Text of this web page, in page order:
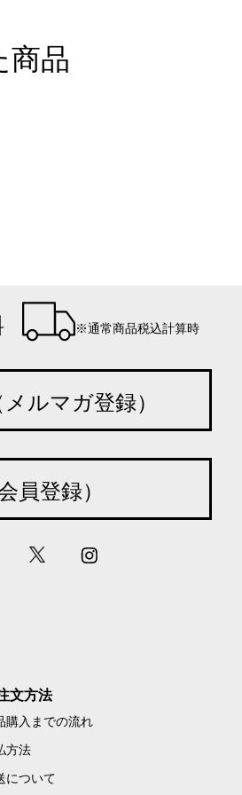
商品
※通常商品税込計算時
ルマガ登録）
員登録）
文方法
購入までの流れ
方法
について